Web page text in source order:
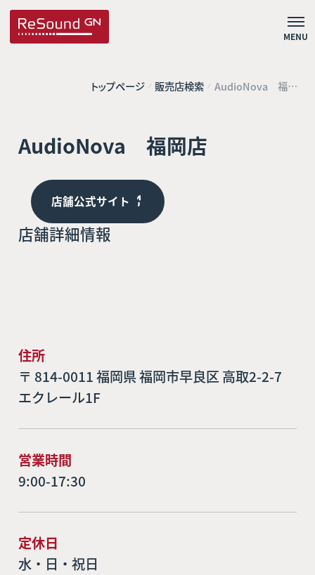
MENU
トップページ 販売店検索 AudioNova 福岡
AudioNova 福岡店
店舗公式サイト
店舗詳細情報
住所
〒 814-0011 福岡県 福岡市早良区 高取2-2-7
エクレール1F
営業時間
9:00-17:30
定休日
水・日・祝日